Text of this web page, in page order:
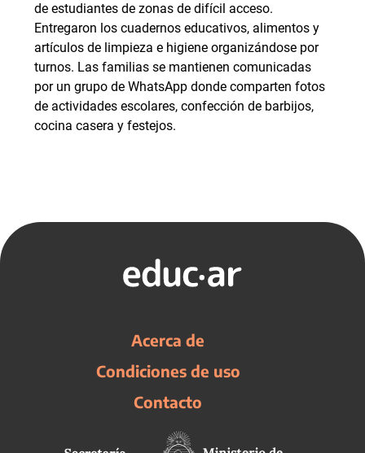
de estudiantes de zonas de difícil acceso.
Entregaron los cuadernos educativos, alimentos y
artículos de limpieza e higiene organizándose por
turnos. Las familias se mantienen comunicadas
por un grupo de WhatsApp donde comparten fotos
de actividades escolares, confección de barbijos,
cocina casera y festejos.
Acerca de
Condiciones de uso
Contacto